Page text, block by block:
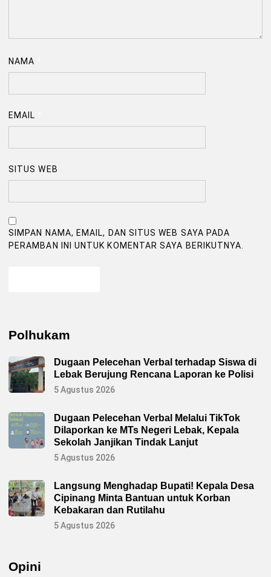
NAMA
EMAIL
SITUS WEB
SIMPAN NAMA, EMAIL, DAN SITUS WEB SAYA PADA
PERAMBAN INI UNTUK KOMENTAR SAYA BERIKUTNYA.
Polhukam
Dugaan Pelecehan Verbal terhadap Siswa di
Lebak Berujung Rencana Laporan ke Polisi
5 Agustus 2026
Dugaan Pelecehan Verbal Melalui TikTok
Dilaporkan ke MTs Negeri Lebak, Kepala
Sekolah Janjikan Tindak Lanjut
5 Agustus 2026
Langsung Menghadap Bupati! Kepala Desa
Cipinang Minta Bantuan untuk Korban
Kebakaran dan Rutilahu
5 Agustus 2026
Opini